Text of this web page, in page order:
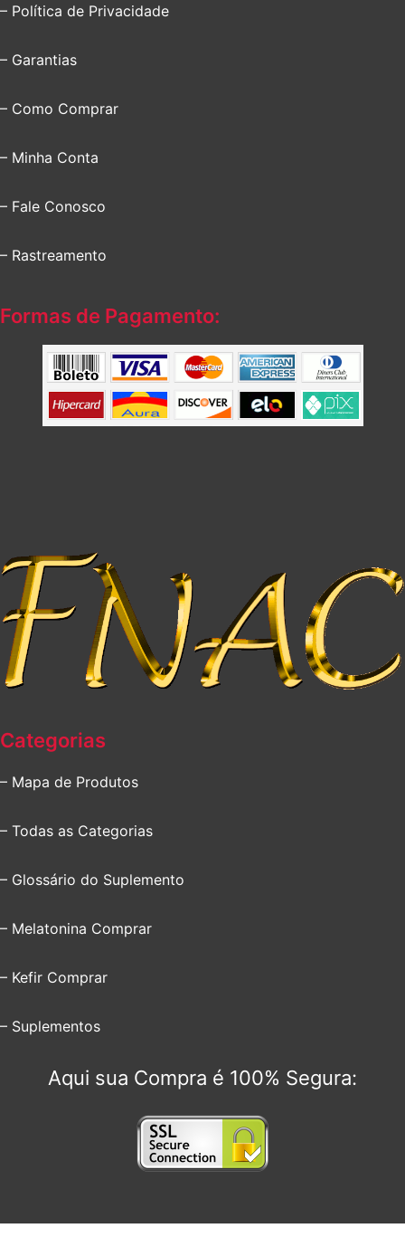
– Política de Privacidade
– Garantias
– Como Comprar
– Minha Conta
– Fale Conosco
– Rastreamento
Formas de Pagamento:
Categorias
– Mapa de Produtos
– Todas as Categorias
– Glossário do Suplemento
– Melatonina Comprar
– Kefir Comprar
– Suplementos
Aqui sua Compra é 100% Segura: